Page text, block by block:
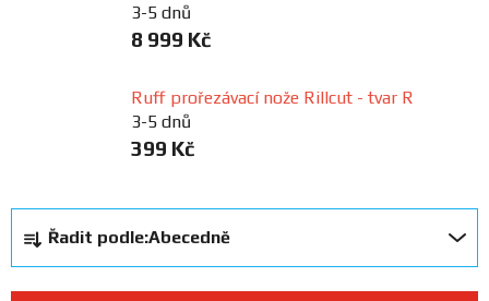
Doprava
Blog
3-5 dnů
8 999 Kč
Ruff prořezávací nože Rillcut - tvar R
3-5 dnů
399 Kč
a
z
Řadit podle:Abecedně